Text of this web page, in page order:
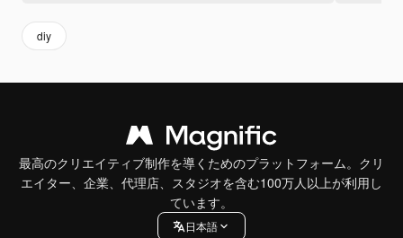
diy
最高のクリエイティブ制作を導くためのプラットフォーム。クリ
エイター、企業、代理店、スタジオを含む100万人以上が利用し
ています。
日本語